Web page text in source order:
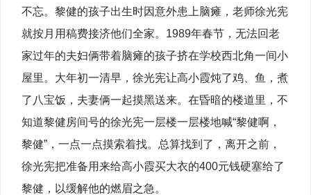
不忘。黎健的孩子出生时因意外患上脑瘫，老师徐光宪
就按月用稿费接济他们全家。1989年春节，无法回老
家过年的夫妇俩带着脑瘫的孩子挤在学校西北角一间小
屋里。大年初一清早，徐光宪让高小霞炖了鸡、鱼，煮
了八宝饭，夫妻俩一起摸黑送来。在昏暗的楼道里，不
知道黎健房间号的徐光宪一层楼一层楼地喊“黎健啊，
黎健”，一点一点摸索着找。总算找到了，离开之前，
徐光宪把准备用来给高小霞买大衣的400元钱硬塞给了
黎健，以缓解他的燃眉之急。